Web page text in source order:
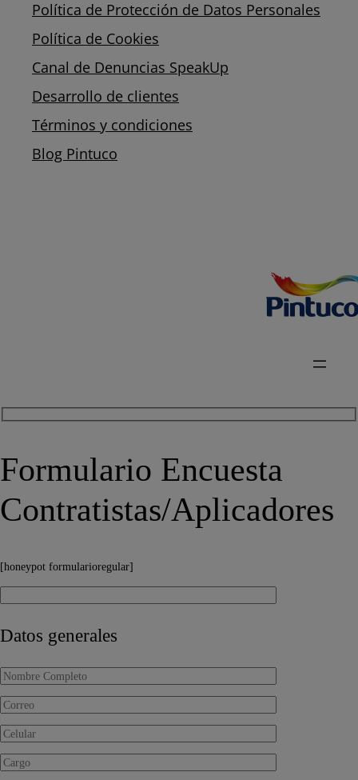
Política de Protección de Datos Personales
Política de Cookies
Canal de Denuncias SpeakUp
Desarrollo de clientes
Términos y condiciones
Blog Pintuco
Formulario Encuesta
Contratistas/Aplicadores
[honeypot formularioregular]
Datos generales